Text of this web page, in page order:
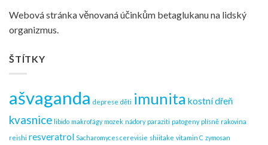
Webová stránka věnovaná účinkům betaglukanu na lidský
organizmus.
ŠTÍTKY
ašvaganda deprese děti imunita kostní dřeň
kvasnice libido makrofágy mozek nádory paraziti patogeny plísně rakovina
reishi resveratrol Sacharomyces cerevisie shiitake vitamin C zymosan